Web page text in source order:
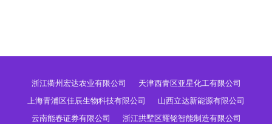
浙江衢州宏达农业有限公司
天津西青区亚星化工有限公司
上海青浦区佳辰生物科技有限公司
山西立达新能源有限公司
云南能春证券有限公司
浙江拱墅区耀铭智能制造有限公司